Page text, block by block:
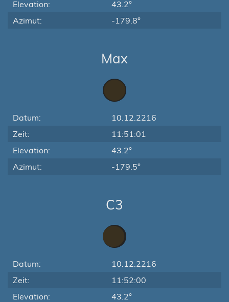
Elevation:
43.2°
Azimut:
-179.8°
Max
Datum:
10.12.2216
Zeit:
11:51:01
Elevation:
43.2°
Azimut:
-179.5°
C3
Datum:
10.12.2216
Zeit:
11:52:00
Elevation:
43.2°